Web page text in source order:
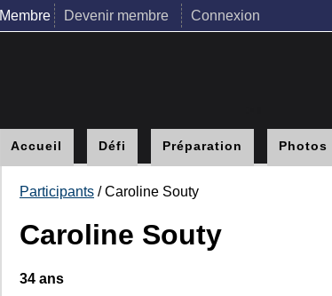
Membre Devenir membre Connexion
Accueil Défi Préparation Photos
Participants / Caroline Souty
Caroline Souty
34 ans